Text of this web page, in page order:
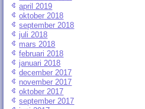
april 2019
oktober 2018
september 2018
juli 2018
mars 2018
februari 2018
januari 2018
december 2017
november 2017
oktober 2017
september 2017